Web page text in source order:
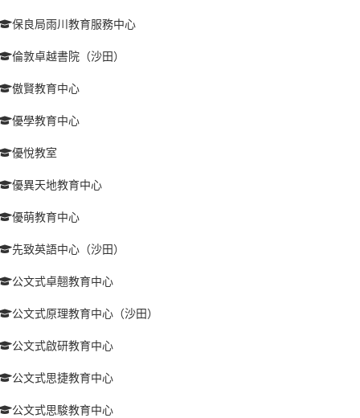
保良局雨川教育服務中心
倫敦卓越書院（沙田）
傲賢教育中心
優學教育中心
優悅教室
優異天地教育中心
優萌教育中心
先致英語中心（沙田）
公文式卓翹教育中心
公文式原理教育中心（沙田）
公文式啟研教育中心
公文式思捷教育中心
公文式思駿教育中心